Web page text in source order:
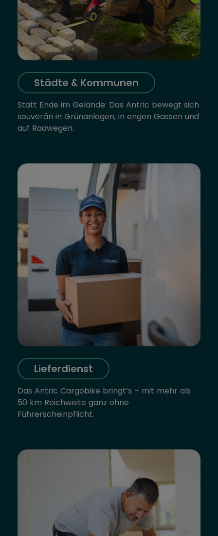
Städte & Kommunen
Statt Ende im Gelände: Das Antric bewegt sich
souverän in Grünanlagen, in engen Gassen und
auf Radwegen.
Lieferdienst
Das Antric Cargobike bringt’s – mit mehr als
50 km Reichweite ganz ohne
Führerscheinpflicht.